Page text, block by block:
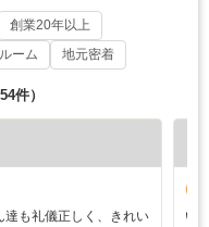
創業20年以上
ーム 地元密着
件）
も礼儀正しく、きれい
い